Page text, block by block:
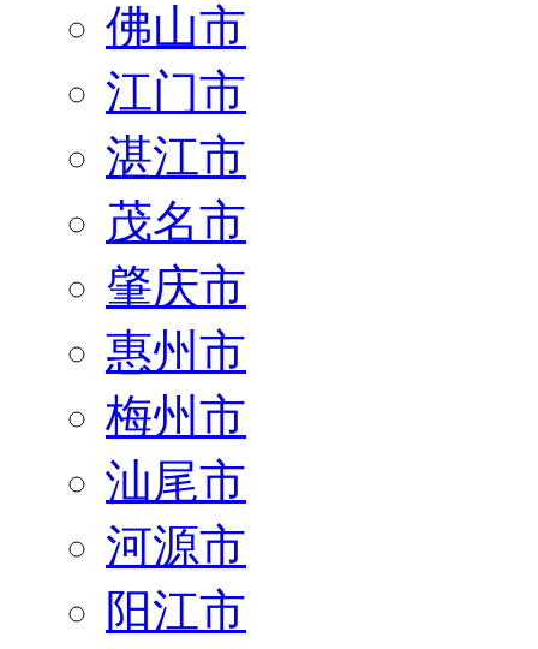
佛山市
江门市
湛江市
茂名市
肇庆市
惠州市
梅州市
汕尾市
河源市
阳江市